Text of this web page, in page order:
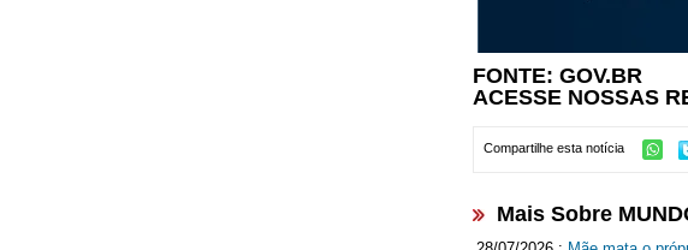
FONTE: GOV.BR
ACESSE NOSSAS
Compartilhe esta notícia
Mais Sobre